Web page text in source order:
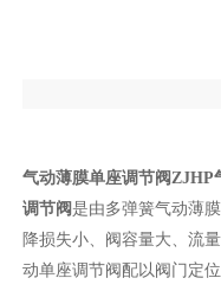
气动薄膜单座调节阀ZJHP
调节阀是由多弹簧气动薄
降损失小、阀容量大、流
动单座调节阀配以阀门定